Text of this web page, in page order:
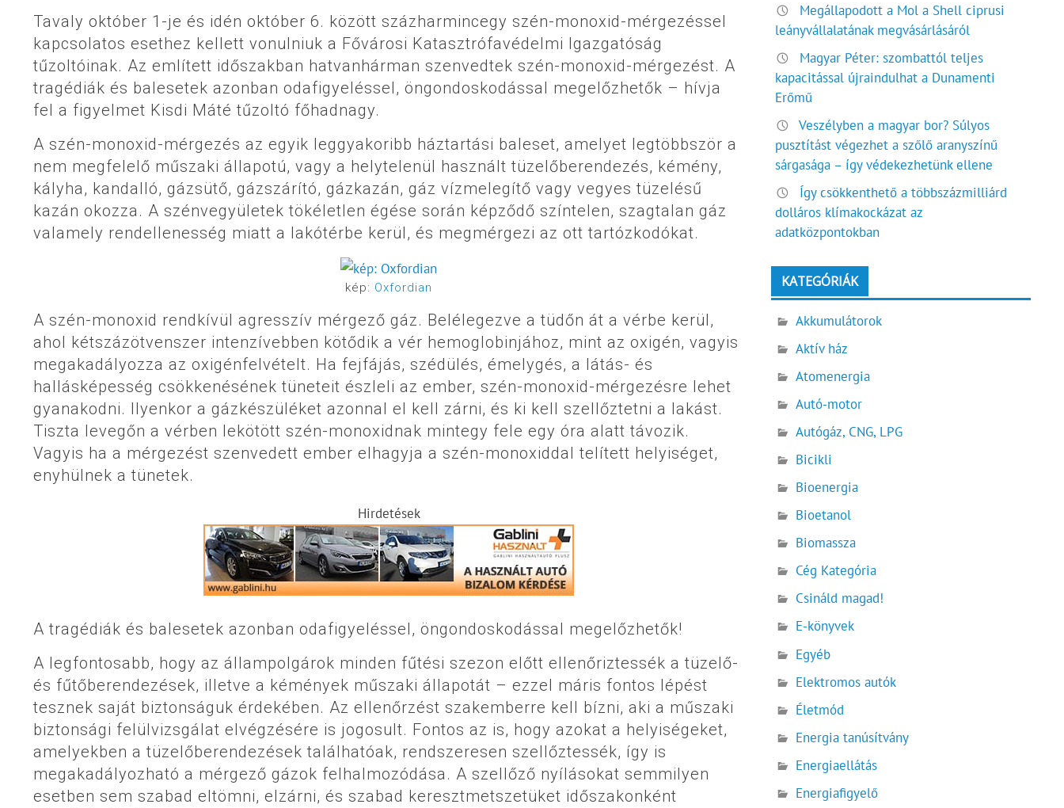
Tavaly október 1-je és idén október 6. között százharmincegy szén-monoxid-mérgezéssel
kapcsolatos esethez kellett vonulniuk a Fővárosi Katasztrófavédelmi Igazgatóság
tűzoltóinak. Az említett időszakban hatvanhárman szenvedtek szén-monoxid-mérgezést. A
tragédiák és balesetek azonban odafigyeléssel, öngondoskodással megelőzhetők – hívja
fel a figyelmet Kisdi Máté tűzoltó főhadnagy.
A szén-monoxid-mérgezés az egyik leggyakoribb háztartási baleset, amelyet legtöbbször a
nem megfelelő műszaki állapotú, vagy a helytelenül használt tüzelőberendezés, kémény,
kályha, kandalló, gázsütő, gázszárító, gázkazán, gáz vízmelegítő vagy vegyes tüzelésű
kazán okozza. A szénvegyületek tökéletlen égése során képződő színtelen, szagtalan gáz
valamely rendellenesség miatt a lakótérbe kerül, és megmérgezi az ott tartózkodókat.
kép: Oxfordian
A szén-monoxid rendkívül agresszív mérgező gáz. Belélegezve a tüdőn át a vérbe kerül,
ahol kétszázötvenszer intenzívebben kötődik a vér hemoglobinjához, mint az oxigén, vagyis
megakadályozza az oxigénfelvételt. Ha fejfájás, szédülés, émelygés, a látás- és
hallásképesség csökkenésének tüneteit észleli az ember, szén-monoxid-mérgezésre lehet
gyanakodni. Ilyenkor a gázkészüléket azonnal el kell zárni, és ki kell szellőztetni a lakást.
Tiszta levegőn a vérben lekötött szén-monoxidnak mintegy fele egy óra alatt távozik.
Vagyis ha a mérgezést szenvedett ember elhagyja a szén-monoxiddal telített helyiséget,
enyhülnek a tünetek.
Hirdetések
A tragédiák és balesetek azonban odafigyeléssel, öngondoskodással megelőzhetők!
A legfontosabb, hogy az állampolgárok minden fűtési szezon előtt ellenőriztessék a tüzelő-
és fűtőberendezések, illetve a kémények műszaki állapotát – ezzel máris fontos lépést
tesznek saját biztonságuk érdekében. Az ellenőrzést szakemberre kell bízni, aki a műszaki
biztonsági felülvizsgálat elvégzésére is jogosult. Fontos az is, hogy azokat a helyiségeket,
amelyekben a tüzelőberendezések találhatóak, rendszeresen szellőztessék, így is
megakadályozható a mérgező gázok felhalmozódása. A szellőző nyílásokat semmilyen
esetben sem szabad eltömni, elzárni, és szabad keresztmetszetüket időszakonként
Megállapodott a Mol a Shell ciprusi
leányvállalatának megvásárlásáról
Magyar Péter: szombattól teljes
kapacitással újraindulhat a Dunamenti
Erőmű
Veszélyben a magyar bor? Súlyos
pusztítást végezhet a szőlő aranyszínű
sárgasága – így védekezhetünk ellene
Így csökkenthető a többszázmilliárd
dolláros klímakockázat az
adatközpontokban
KATEGÓRIÁK
Akkumulátorok
Aktív ház
Atomenergia
Autó-motor
Autógáz, CNG, LPG
Bicikli
Bioenergia
Bioetanol
Biomassza
Cég Kategória
Csináld magad!
E-könyvek
Egyéb
Elektromos autók
Életmód
Energia tanúsítvány
Energiaellátás
Energiafigyelő